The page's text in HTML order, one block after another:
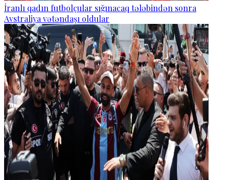
İranlı qadın futbolçular sığınacaq tələbindən sonra
Avstraliya vətəndaşı oldular